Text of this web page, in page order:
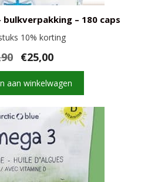
bulkverpakking – 180 caps
10% korting
Oorspronkelijke
prijs
€27,90.
€25,00Huidige
€25,00.
aan winkelwagen